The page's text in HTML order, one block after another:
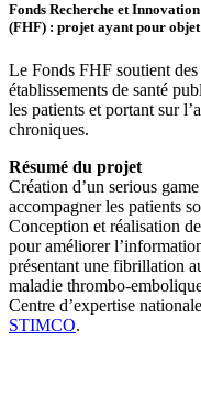
Fonds Recherche et Innovation
(FHF) : projet ayant pour objet
Le Fonds FHF soutient
établissements de santé
les patients et portant sur
chroniques.
Résumé du projet
Création d’un serious
accompagner les patients
Conception et réalisation
pour améliorer
présentant une fibrillation
maladie thrombo-
Centre d’expertise
STIMCO.